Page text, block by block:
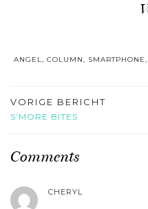
ANGEL, COLUMN, SMARTPHONE
VORIGE BERICHT
S’MORE BITES
Comments
CHERYL